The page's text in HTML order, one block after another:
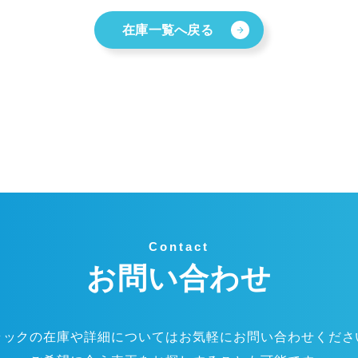
在庫一覧へ戻る
Contact
お問い合わせ
ックの在庫や詳細についてはお気軽にお問い合わせくださ